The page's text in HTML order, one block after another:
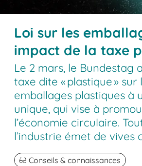
Loi sur les
impact de la taxe
Le 2 mars, le Bundestag
taxe dite « plastique » sur
emballages plastiques à
unique, qui vise à
l’économie circulaire.
l’industrie émet de vives
Conseils & connaissances